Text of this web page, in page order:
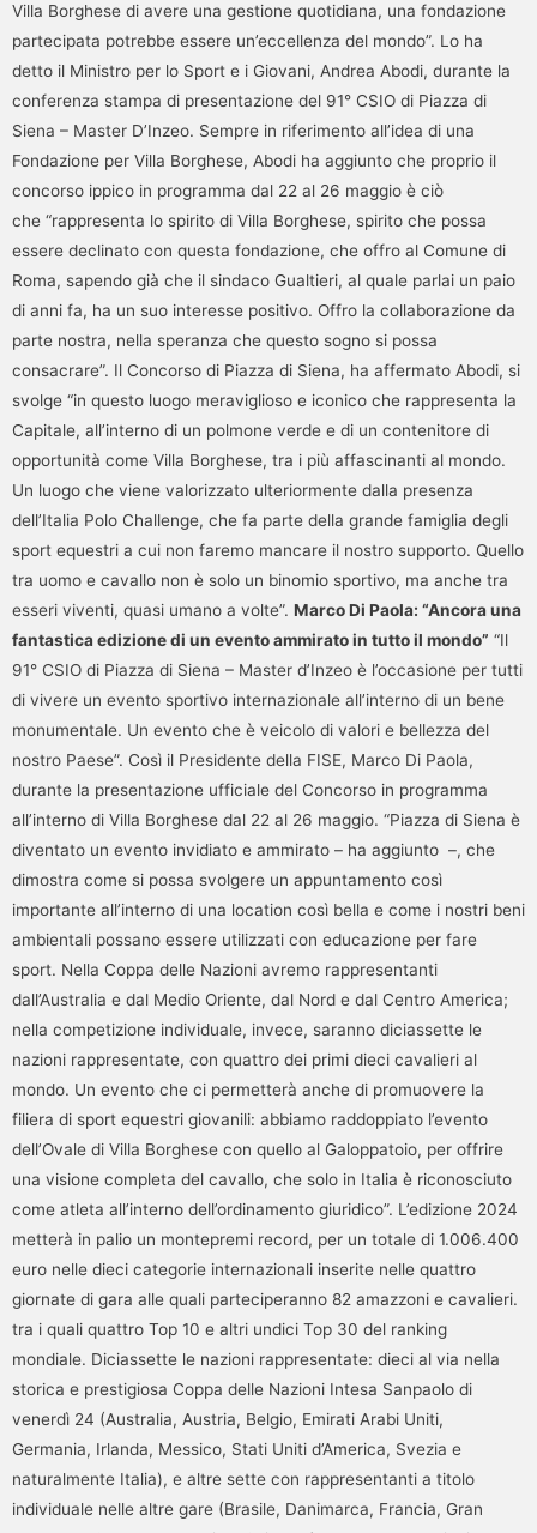
Villa Borghese di avere una gestione quotidiana, una fondazione
partecipata potrebbe essere un’eccellenza del mondo”. Lo ha
detto il Ministro per lo Sport e i Giovani, Andrea Abodi, durante la
conferenza stampa di presentazione del 91° CSIO di Piazza di
Siena – Master D’Inzeo. Sempre in riferimento all’idea di una
Fondazione per Villa Borghese, Abodi ha aggiunto che proprio il
concorso ippico in programma dal 22 al 26 maggio è ciò
che “rappresenta lo spirito di Villa Borghese, spirito che possa
essere declinato con questa fondazione, che offro al Comune di
Roma, sapendo già che il sindaco Gualtieri, al quale parlai un paio
di anni fa, ha un suo interesse positivo. Offro la collaborazione da
parte nostra, nella speranza che questo sogno si possa
consacrare”. Il Concorso di Piazza di Siena, ha affermato Abodi, si
svolge “in questo luogo meraviglioso e iconico che rappresenta la
Capitale, all’interno di un polmone verde e di un contenitore di
opportunità come Villa Borghese, tra i più affascinanti al mondo.
Un luogo che viene valorizzato ulteriormente dalla presenza
dell’Italia Polo Challenge, che fa parte della grande famiglia degli
sport equestri a cui non faremo mancare il nostro supporto. Quello
tra uomo e cavallo non è solo un binomio sportivo, ma anche tra
esseri viventi, quasi umano a volte”. Marco Di Paola: “Ancora una
fantastica edizione di un evento ammirato in tutto il mondo” “Il
91° CSIO di Piazza di Siena – Master d’Inzeo è l’occasione per tutti
di vivere un evento sportivo internazionale all’interno di un bene
monumentale. Un evento che è veicolo di valori e bellezza del
nostro Paese”. Così il Presidente della FISE, Marco Di Paola,
durante la presentazione ufficiale del Concorso in programma
all’interno di Villa Borghese dal 22 al 26 maggio. “Piazza di Siena è
diventato un evento invidiato e ammirato – ha aggiunto –, che
dimostra come si possa svolgere un appuntamento così
importante all’interno di una location così bella e come i nostri beni
ambientali possano essere utilizzati con educazione per fare
sport. Nella Coppa delle Nazioni avremo rappresentanti
dall’Australia e dal Medio Oriente, dal Nord e dal Centro America;
nella competizione individuale, invece, saranno diciassette le
nazioni rappresentate, con quattro dei primi dieci cavalieri al
mondo. Un evento che ci permetterà anche di promuovere la
filiera di sport equestri giovanili: abbiamo raddoppiato l’evento
dell’Ovale di Villa Borghese con quello al Galoppatoio, per offrire
una visione completa del cavallo, che solo in Italia è riconosciuto
come atleta all’interno dell’ordinamento giuridico”. L’edizione 2024
metterà in palio un montepremi record, per un totale di 1.006.400
euro nelle dieci categorie internazionali inserite nelle quattro
giornate di gara alle quali parteciperanno 82 amazzoni e cavalieri.
tra i quali quattro Top 10 e altri undici Top 30 del ranking
mondiale. Diciassette le nazioni rappresentate: dieci al via nella
storica e prestigiosa Coppa delle Nazioni Intesa Sanpaolo di
venerdì 24 (Australia, Austria, Belgio, Emirati Arabi Uniti,
Germania, Irlanda, Messico, Stati Uniti d’America, Svezia e
naturalmente Italia), e altre sette con rappresentanti a titolo
individuale nelle altre gare (Brasile, Danimarca, Francia, Gran